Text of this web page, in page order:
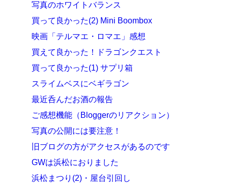
写真のホワイトバランス
買って良かった(2) Mini Boombox
映画「テルマエ・ロマエ」感想
買えて良かった！ドラゴンクエスト
買って良かった(1) サプリ箱
スライムベスにベギラゴン
最近呑んだお酒の報告
ご感想機能（Bloggerのリアクション）
写真の公開には要注意！
旧ブログの方がアクセスがあるのです
GWは浜松におりました
浜松まつり(2)・屋台引回し